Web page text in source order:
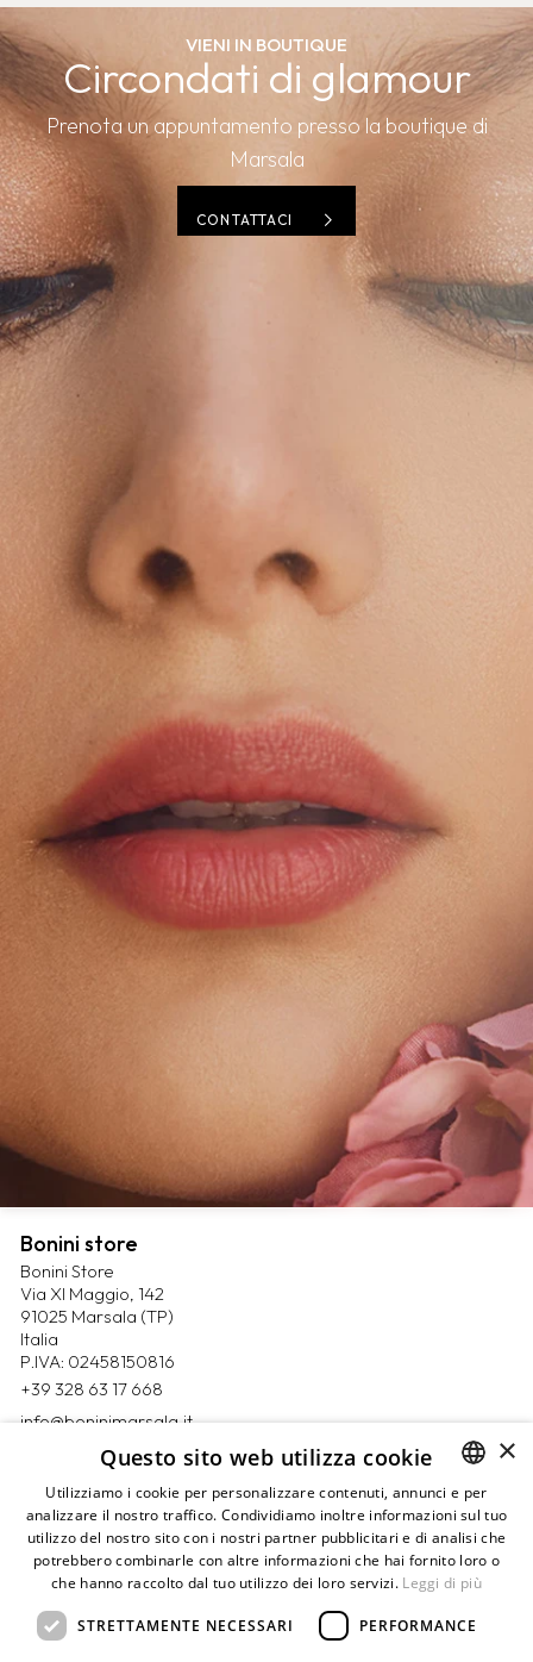
VIENI IN BOUTIQUE
Circondati di glamour
Prenota un appuntamento presso la boutique di
Marsala
CONTATTACI
Bonini store
Bonini Store
Via XI Maggio, 142
91025 Marsala (TP)
Italia
P.IVA: 02458150816
+39 328 63 17 668
info@boninimarsala.it
Magazine
Contatti
Prenota un appuntamento
Privacy Policy
Cookie Policy
Pagamenti
ITALIAN
ENGLISH
×
Questo sito web utilizza cookie
Utilizziamo i cookie per personalizzare contenuti, annunci e per
analizzare il nostro traffico. Condividiamo inoltre informazioni sul tuo
utilizzo del nostro sito con i nostri partner pubblicitari e di analisi che
potrebbero combinarle con altre informazioni che hai fornito loro o
che hanno raccolto dal tuo utilizzo dei loro servizi. Leggi di più
STRETTAMENTE NECESSARI PERFORMANCE